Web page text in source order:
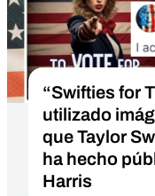
“Swifties for
utilizado
que Taylor
ha hecho
Harris